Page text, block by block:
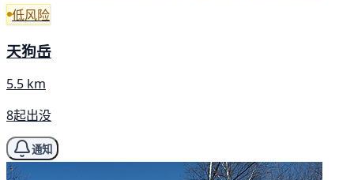
低风险
天狗岳
5.5 km
8起出没
通知